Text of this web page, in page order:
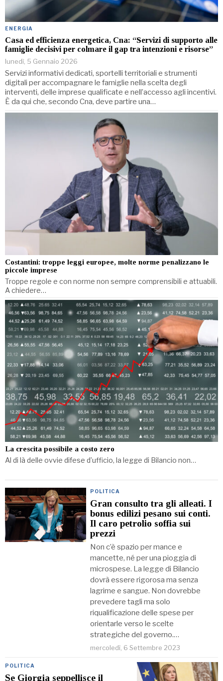
ENERGIA
Casa ed efficienza energetica, Cna: “Servizi di supporto alle
famiglie decisivi per colmare il gap tra intenzioni e risorse”
lunedì, 5 Gennaio 2026
Servizi informativi dedicati, sportelli territoriali e strumenti
digitali per accompagnare le famiglie nella scelta degli
interventi, delle imprese qualificate e nell’accesso agli incentivi.
È da qui che, secondo Cna, deve partire una…
Costantini: troppe leggi europee, molte norme penalizzano le
piccole imprese
Troppe regole e con norme non sempre comprensibili e attuabili.
A chiedere…
La crescita possibile a costo zero
Al di là delle ovvie difese d’ufficio, la legge di Bilancio non…
POLITICA
Gran consulto tra gli alleati. I
bonus edilizi pesano sui conti.
Il caro petrolio soffia sui
prezzi
Non c’è spazio per mance e
mancette, né per una pioggia di
microspese. La legge di Bilancio
dovrà essere rigorosa ma senza
lagrime e sangue. Non dovrebbe
prevedere tagli ma solo
riqualificazione delle spese per
orientarle verso le scelte
strategiche del governo.…
mercoledì, 6 Settembre 2023
POLITICA
Se Giorgia seppellisce il